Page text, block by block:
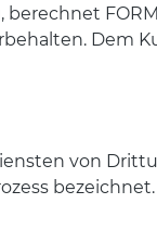
berechnet
Dem
von
bezeichnet.